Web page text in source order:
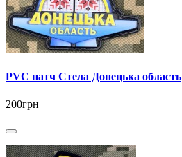
PVC патч Стела Донецька область
200грн